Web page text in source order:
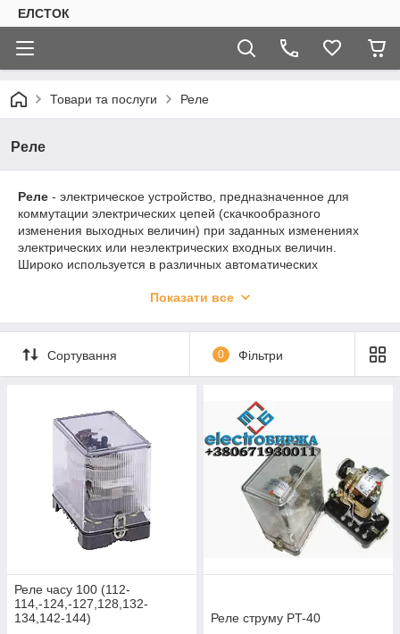
ЕЛСТОК
Товари та послуги Реле
Реле
Реле - электрическое устройство, предназначенное для
коммутации электрических цепей (скачкообразного
изменения выходных величин) при заданных изменениях
электрических или неэлектрических входных величин.
Широко используется в различных автоматических
По типу исполнения реле делятся на:
Электромеханические реле
Электромагнитные реле
Магнитоэлектрические реле
Полупроводниковые реле
Термореле (биметаллическое)
По контролируемой величине реле делятся на:
Реле напряжения
Реле тока
Реле мощности
Реле направления мощности
Реле сопротивления
Фотореле
Показати все
Сортування 0 Фільтри
Реле часу 100 (112-
114,-124,-127,128,132-
134,142-144)
Реле струму PT-40